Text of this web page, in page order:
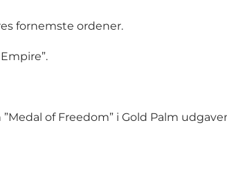
fornemste ordener.
of Freedom” i Gold Palm